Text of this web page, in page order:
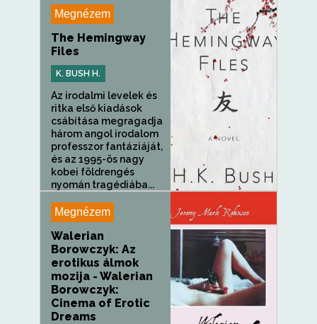
Megnézem
The Hemingway
Files
K. BUSH H.
Az irodalmi levelek és
ritka első kiadások
csábítása megragadja
három angol irodalom
professzor fantáziáját,
és az 1995-ös nagy
kobei földrengés
nyomán tragédiába...
Megnézem
Walerian
Borowczyk: Az
erotikus álmok
mozija - Walerian
Borowczyk:
Cinema of Erotic
Dreams